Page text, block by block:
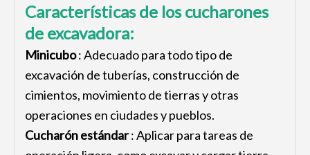
Características de los cucharones
de excavadora:
Minicubo: Adecuado para todo tipo de
excavación de tuberías, construcción de
cimientos, movimiento de tierras y otras
operaciones en ciudades y pueblos.
Cucharón estándar: Aplicar para tareas de